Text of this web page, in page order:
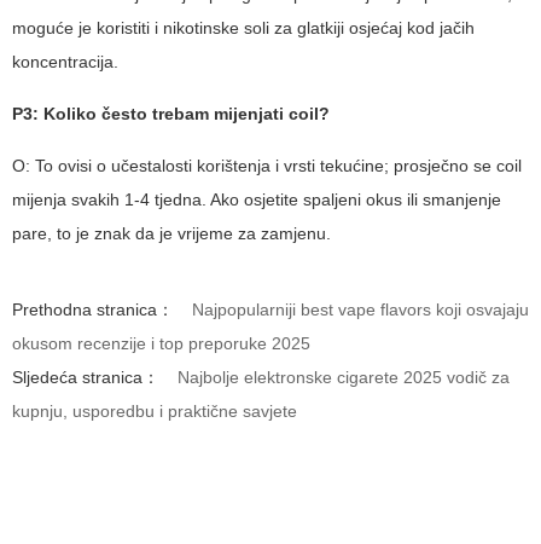
moguće je koristiti i nikotinske soli za glatkiji osjećaj kod jačih
koncentracija.
P3: Koliko često trebam mijenjati coil?
O: To ovisi o učestalosti korištenja i vrsti tekućine; prosječno se coil
mijenja svakih 1-4 tjedna. Ako osjetite spaljeni okus ili smanjenje
pare, to je znak da je vrijeme za zamjenu.
Prethodna stranica：
Najpopularniji best vape flavors koji osvajaju
okusom recenzije i top preporuke 2025
Sljedeća stranica：
Najbolje elektronske cigarete 2025 vodič za
kupnju, usporedbu i praktične savjete